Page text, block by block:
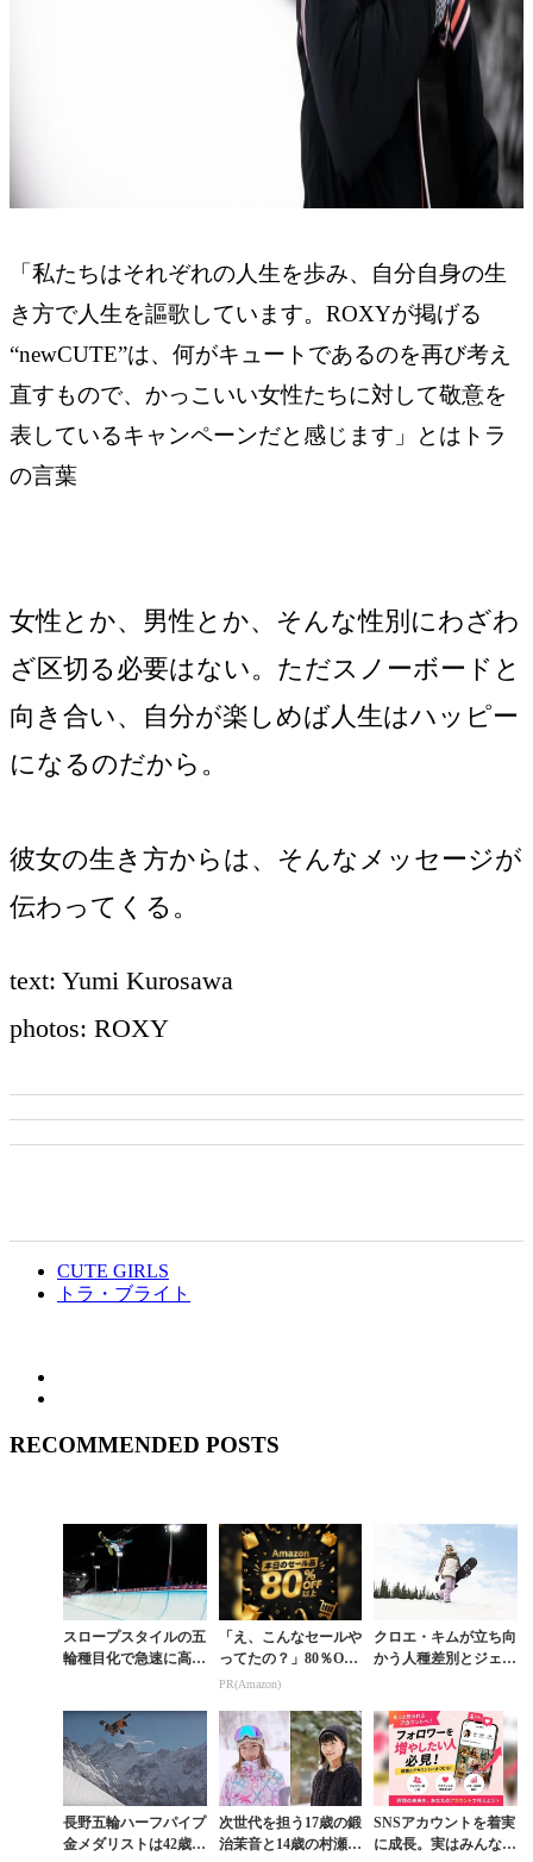
「私たちはそれぞれの人生を歩み、自分自身の生
き方で人生を謳歌しています。ROXYが掲げる
“newCUTE”は、何がキュートであるのを再び考え
直すもので、かっこいい女性たちに対して敬意を
表しているキャンペーンだと感じます」とはトラ
の言葉
女性とか、男性とか、そんな性別にわざわ
ざ区切る必要はない。ただスノーボードと
向き合い、自分が楽しめば人生はハッピー
になるのだから。
彼女の生き方からは、そんなメッセージが
伝わってくる。
text: Yumi Kurosawa
photos: ROXY
CUTE GIRLS
トラ・ブライト
RECOMMENDED POSTS
スロープスタイルの五
輪種目化で急速に高ま
「え、こんなセールや
ってたの？」80％OFF
以上が続々登場！Am
PR(Amazon)
クロエ・キムが立ち向
かう人種差別とジェン
長野五輪ハーフパイプ
金メダリストは42歳。
次世代を担う17歳の鍛
治茉音と14歳の村瀬由
SNSアカウントを着実
に成長。実はみんなコ